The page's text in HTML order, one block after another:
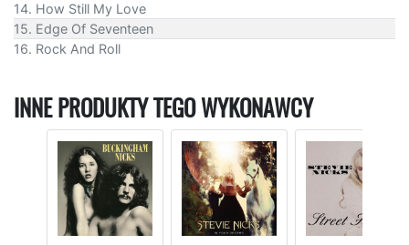
14. How Still My Love
15. Edge Of Seventeen
16. Rock And Roll
INNE PRODUKTY TEGO WYKONAWCY